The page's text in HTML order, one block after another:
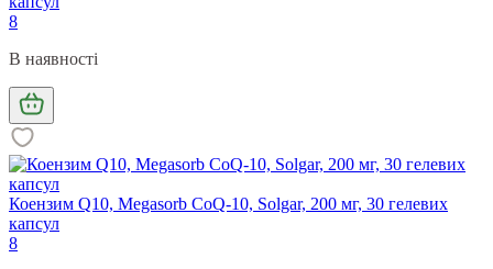
8
В наявності
Коензим Q10, Megasorb CoQ-10, Solgar, 200 мг, 30 гелевих
капсул
8